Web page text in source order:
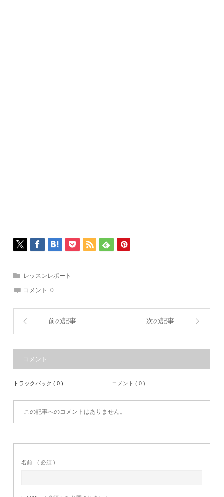
レッスンレポート
コメント:0
前の記事 次の記事
コメント
トラックバック ( 0 ) コメント ( 0 )
この記事へのコメントはありません。
名前 ( 必須 )